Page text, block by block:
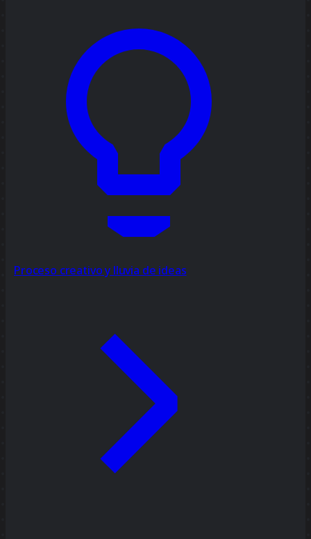
Proceso creativo y lluvia de ideas